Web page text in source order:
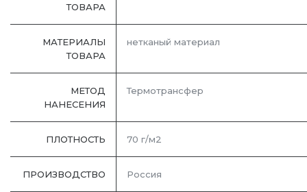
ТОВАРА
МАТЕРИАЛЫ
ТОВАРА
нетканый материал
МЕТОД
НАНЕСЕНИЯ
Термотрансфер
ПЛОТНОСТЬ 70 г/м2
ПРОИЗВОДСТВО Россия